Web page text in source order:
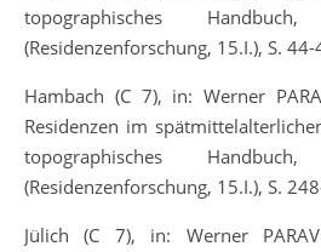
topographisches
(Residenzenforschung, 15.I.), S. 44-
Hambach (C 7), in: Werner
Residenzen im
topographisches
(Residenzenforschung, 15.I.), S.
Jülich (C 7), in: Werner